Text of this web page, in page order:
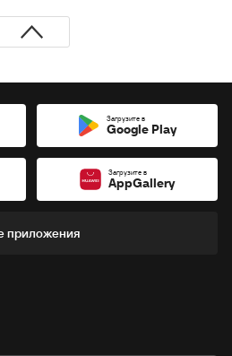
Загрузите в
Google Play
Загрузите в
AppGallery
приложения